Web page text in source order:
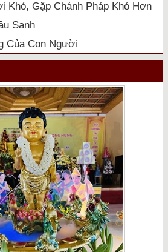
Khó, Gặp Chánh Pháp Khó Hơn
Sanh
Của Con Người